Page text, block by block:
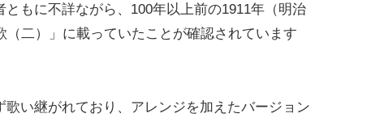
もに不詳ながら、100年以上前の1911年（明治
（二）」に載っていたことが確認されています
い継がれており、アレンジを加えたバージョン